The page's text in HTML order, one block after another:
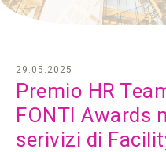
Premio HR
FONTI Awards
serivizi di
29.05.2025